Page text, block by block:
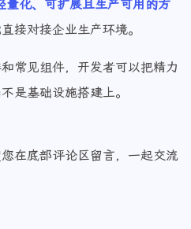
化、可扩展且生产可用的方
接对接企业生产环境。
常见组件，开发者可以把精力
是基础设施搭建上。
在底部评论区留言，一起交流